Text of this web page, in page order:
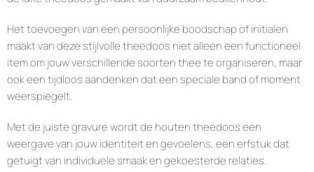
Het toevoegen van een persoonlijke boodschap of initialen
maakt van deze stijlvolle theedoos niet alleen een functioneel
item om jouw verschillende soorten thee te organiseren, maar
ook een tijdloos aandenken dat een speciale band of moment
weerspiegelt.
Met de juiste gravure wordt de houten theedoos een
weergave van jouw identiteit en gevoelens, een erfstuk dat
getuigt van individuele smaak en gekoesterde relaties.